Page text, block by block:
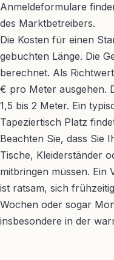
Anmeldeformulare
des Marktbetreibers.
Die Kosten für einen
gebuchten Länge. Die
berechnet. Als
€ pro Meter ausgehen.
1,5 bis 2 Meter. Ein
Tapeziertisch Platz
Beachten Sie, dass Sie
Tische, Kleiderständer
mitbringen müssen. Ein
ist ratsam, sich
Wochen oder sogar
insbesondere in der